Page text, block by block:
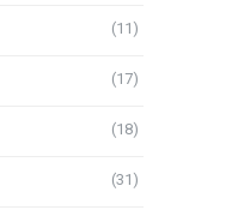
(11)
(17)
(18)
(31)